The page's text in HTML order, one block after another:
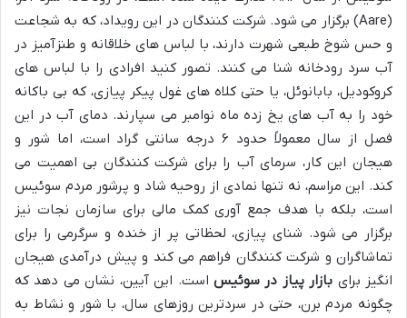
(Aare) برگزار می شود. شرکت کنندگان در این رویداد، که به شجاعت
و حس شوخ طبعی شهرت دارند، با لباس های خلاقانه و طنزآمیز در
آب سرد رودخانه شنا می کنند. تصور کنید افرادی را با لباس های
کروکودیل، بابانوئل، یا حتی کلاه های غول پیکر پیازی، که بی باکانه
خود را به آب های یخ زده ماه نوامبر می سپارند. دمای آب در این
فصل از سال معمولاً حدود ۶ درجه سانتی گراد است، اما شور و
هیجان این کار، سرمای آب را برای شرکت کنندگان بی اهمیت می
کند. این مراسم، نه تنها نمادی از روحیه شاد و پرشور مردم سوئیس
است، بلکه با هدف جمع آوری کمک مالی برای سازمان نجات نیز
برگزار می شود. شنای پیازی، لحظاتی پر از خنده و سرگرمی را برای
تماشاگران و شرکت کنندگان فراهم می کند و پیش درآمدی هیجان
انگیز برای بازار پیاز در سوئیس است. این آیین، نشان می دهد که
چگونه مردم برن، حتی در سردترین روزهای سال، با شور و نشاط به